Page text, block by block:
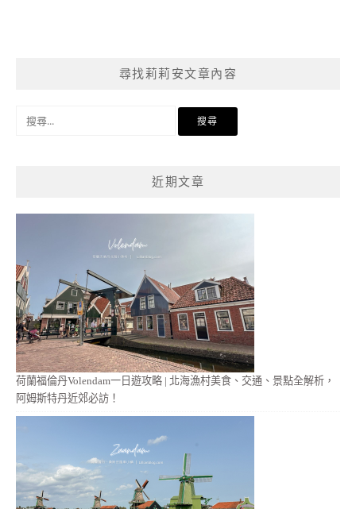
尋找莉莉安文章內容
近期文章
荷蘭福倫丹Volendam一日遊攻略 | 北海漁村美食、交通、景點全解析，
阿姆斯特丹近郊必訪！